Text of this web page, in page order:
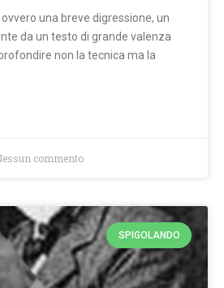
una breve digressione, un
da un testo di grande valenza
non la tecnica ma la
commento
SPIGOLANDO